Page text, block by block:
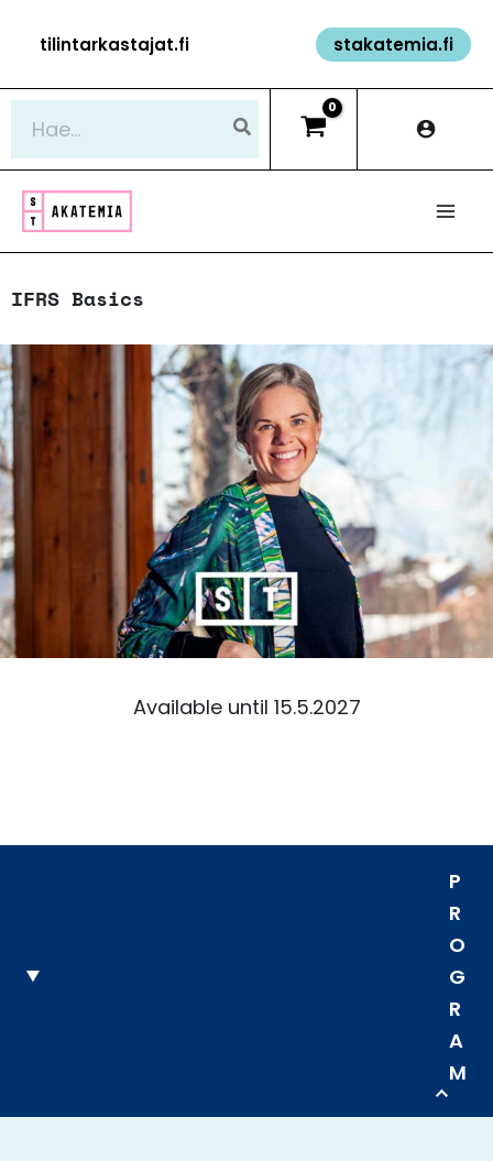
sisältöön
tilintarkastajat.fi stakatemia.fi
IFRS Basics
Available until 15.5.2027
P
R
O
G
R
A
M